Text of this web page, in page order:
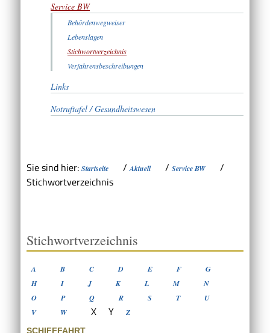
Service BW
Behördenwegweiser
Lebenslagen
Stichwortverzeichnis
Verfahrensbeschreibungen
Links
Notruftafel / Gesundheitswesen
Sie sind hier: Startseite /Aktuell / Service BW
/
Stichwortverzeichnis
Stichwortverzeichnis
A B C D E F
G
H
I J K L M
N
O
P Q R S T
U
V
W X Y Z
SCHIFFFAHRT